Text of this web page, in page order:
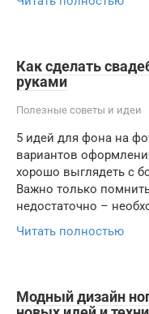
Как сделать
руками
Полезные советы и идеи
5 идей для фона на
вариантов
хорошо выглядеть с
Важно только
недостаточно –
Читать полностью
Модный дизайн